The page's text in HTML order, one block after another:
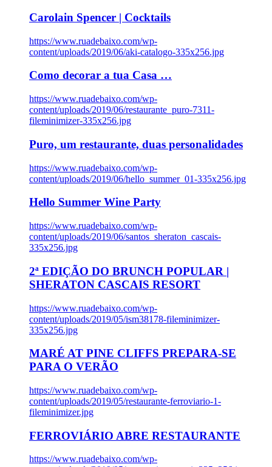
Carolain Spencer | Cocktails
https://www.ruadebaixo.com/wp-
content/uploads/2019/06/aki-catalogo-335x256.jpg
Como decorar a tua Casa …
https://www.ruadebaixo.com/wp-
content/uploads/2019/06/restaurante_puro-7311-
fileminimizer-335x256.jpg
Puro, um restaurante, duas personalidades
https://www.ruadebaixo.com/wp-
content/uploads/2019/06/hello_summer_01-335x256.jpg
Hello Summer Wine Party
https://www.ruadebaixo.com/wp-
content/uploads/2019/06/santos_sheraton_cascais-
335x256.jpg
2ª EDIÇÃO DO BRUNCH POPULAR |
SHERATON CASCAIS RESORT
https://www.ruadebaixo.com/wp-
content/uploads/2019/05/ism38178-fileminimizer-
335x256.jpg
MARÉ AT PINE CLIFFS PREPARA-SE
PARA O VERÃO
https://www.ruadebaixo.com/wp-
content/uploads/2019/05/restaurante-ferroviario-1-
fileminimizer.jpg
FERROVIÁRIO ABRE RESTAURANTE
https://www.ruadebaixo.com/wp-